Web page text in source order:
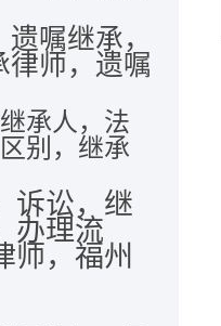
嘱继承，
律师，遗嘱
承人，法
别，继承
诉讼，继
办理流
师，福州